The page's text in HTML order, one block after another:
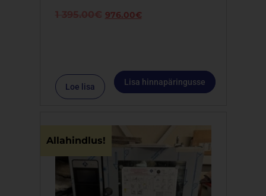
1 395.00€ 976.00€
Loe lisa Lisa hinnapäringusse
Allahindlus!